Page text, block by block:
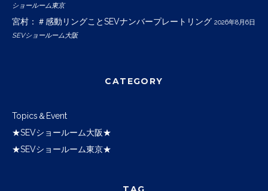
ショールーム東京
宮村：＃感動リングことSEVナンバープレートリング 2026年8月6日
SEVショールーム大阪
CATEGORY
Topics＆Event
★SEVショールーム大阪★
★SEVショールーム東京★